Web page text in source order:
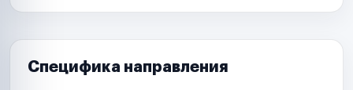
Специфика направления